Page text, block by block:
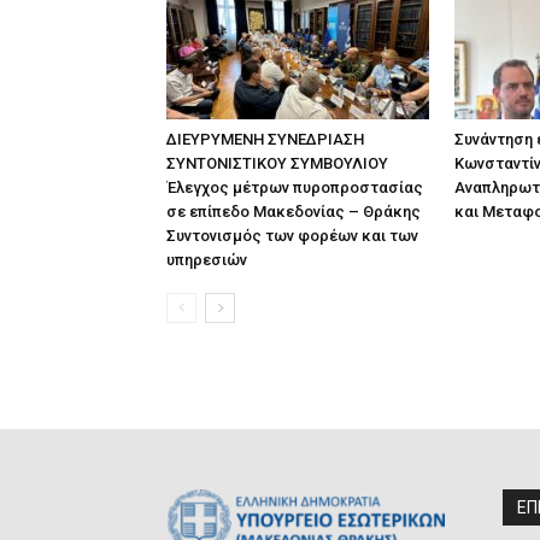
ΔΙΕΥΡΥΜΕΝΗ ΣΥΝΕΔΡΙΑΣΗ
ΣΥΝΤΟΝΙΣΤΙΚΟΥ ΣΥΜΒΟΥΛΙΟΥ
Έλεγχος μέτρων πυροπροστασίας
σε επίπεδο Μακεδονίας – Θράκης
Συντονισμός των φορέων και των
υπηρεσιών
και